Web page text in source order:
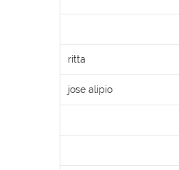
ritta
jose alipio